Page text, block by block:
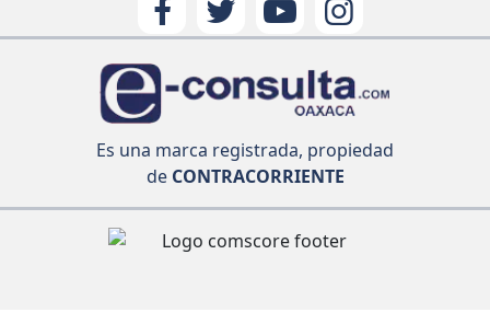
Es una marca registrada, propiedad
deCONTRACORRIENTE